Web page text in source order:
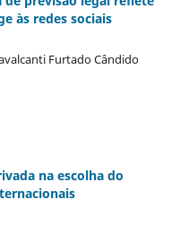
às redes sociais
Furtado Cândido
na escolha do